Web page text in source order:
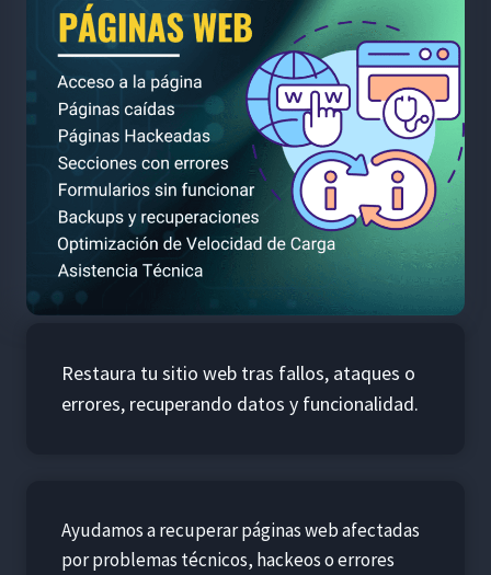
Restaura tu sitio web tras fallos, ataques o
errores, recuperando datos y funcionalidad.
Ayudamos a recuperar páginas web afectadas
por problemas técnicos, hackeos o errores